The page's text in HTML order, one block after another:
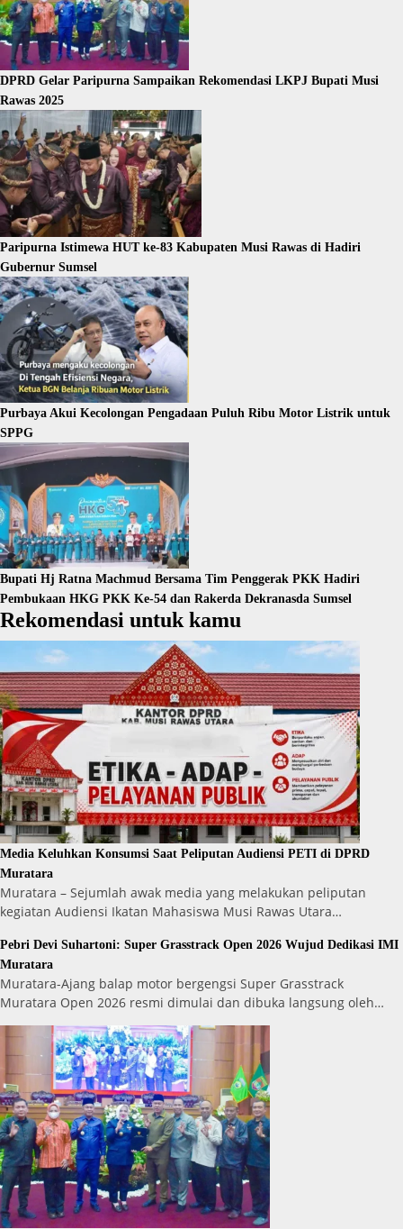
DPRD Gelar Paripurna Sampaikan Rekomendasi LKPJ Bupati Musi
Rawas 2025
Paripurna Istimewa HUT ke-83 Kabupaten Musi Rawas di Hadiri
Gubernur Sumsel
Purbaya Akui Kecolongan Pengadaan Puluh Ribu Motor Listrik untuk
SPPG
Bupati Hj Ratna Machmud Bersama Tim Penggerak PKK Hadiri
Pembukaan HKG PKK Ke-54 dan Rakerda Dekranasda Sumsel
Rekomendasi untuk kamu
Media Keluhkan Konsumsi Saat Peliputan Audiensi PETI di DPRD
Muratara
Muratara – Sejumlah awak media yang melakukan peliputan
kegiatan Audiensi Ikatan Mahasiswa Musi Rawas Utara…
Pebri Devi Suhartoni: Super Grasstrack Open 2026 Wujud Dedikasi IMI
Muratara
Muratara-Ajang balap motor bergengsi Super Grasstrack
Muratara Open 2026 resmi dimulai dan dibuka langsung oleh…